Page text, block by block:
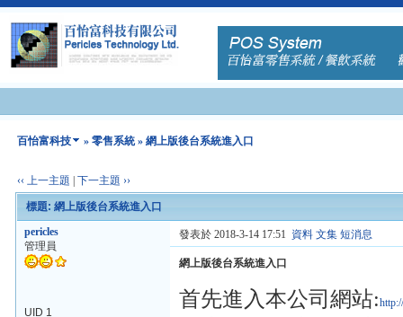
百怡富科技 »零售系統 » 網上版後台系統進入口
‹‹ 上一主題 |下一主題 ››
標題: 網上版後台系統進入口
pericles
管理員
UID 1
發表於 2018-3-14 17:51 資料 文集 短消息
網上版後台系統進入口
首先進入本公司網站: